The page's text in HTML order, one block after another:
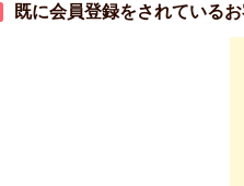
既に会員登録をされている